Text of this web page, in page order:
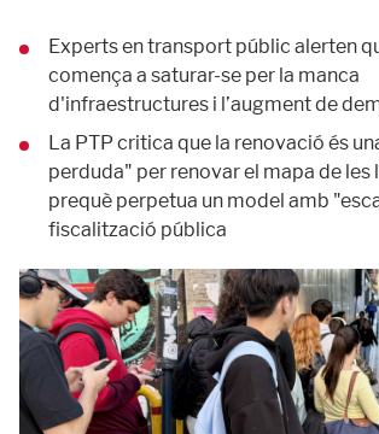
Experts en transport públic alerten
comença a saturar-se per la manca
d'infraestructures i l’augment de
La PTP critica que la renovació és
perduda" per renovar el mapa de les
prequè perpetua un model amb
fiscalització pública